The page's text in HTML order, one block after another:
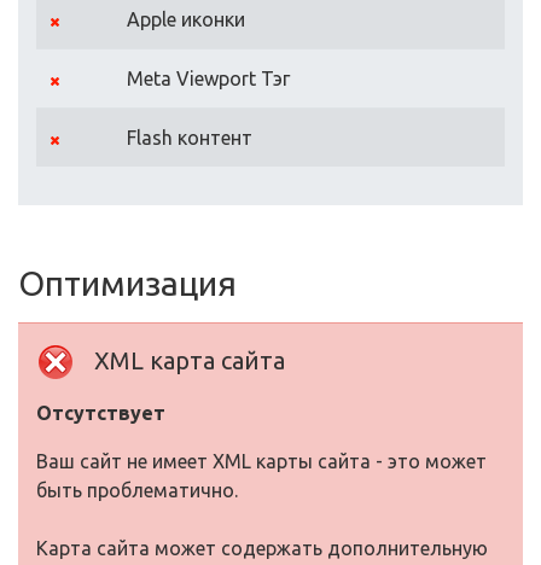
Apple иконки
Meta Viewport Тэг
Flash контент
Оптимизация
XML карта сайта
Отсутствует
Ваш сайт не имеет XML карты сайта - это может
быть проблематично.
Карта сайта может содержать дополнительную